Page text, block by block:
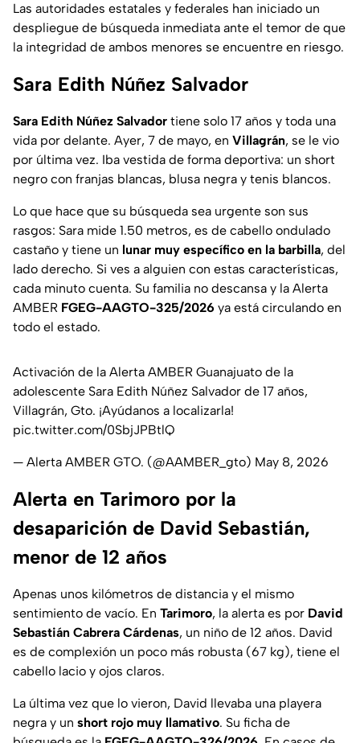
Las autoridades estatales y federales han iniciado un
despliegue de búsqueda inmediata ante el temor de que
la integridad de ambos menores se encuentre en riesgo.
Sara Edith Núñez Salvador
Sara Edith Núñez Salvador tiene solo 17 años y toda una
vida por delante. Ayer, 7 de mayo, en Villagrán, se le vio
por última vez. Iba vestida de forma deportiva: un short
negro con franjas blancas, blusa negra y tenis blancos.
Lo que hace que su búsqueda sea urgente son sus
rasgos: Sara mide 1.50 metros, es de cabello ondulado
castaño y tiene un lunar muy específico en la barbilla, del
lado derecho. Si ves a alguien con estas características,
cada minuto cuenta. Su familia no descansa y la Alerta
AMBER FGEG-AAGTO-325/2026 ya está circulando en
todo el estado.
Activación de la Alerta AMBER Guanajuato de la
adolescente Sara Edith Núñez Salvador de 17 años,
Villagrán, Gto. ¡Ayúdanos a localizarla!
pic.twitter.com/0SbjJPBtlQ
— Alerta AMBER GTO. (@AAMBER_gto) May 8, 2026
Alerta en Tarimoro por la
desaparición de David Sebastián,
menor de 12 años
Apenas unos kilómetros de distancia y el mismo
sentimiento de vacío. En Tarimoro, la alerta es por David
Sebastián Cabrera Cárdenas, un niño de 12 años. David
es de complexión un poco más robusta (67 kg), tiene el
cabello lacio y ojos claros.
La última vez que lo vieron, David llevaba una playera
negra y un short rojo muy llamativo. Su ficha de